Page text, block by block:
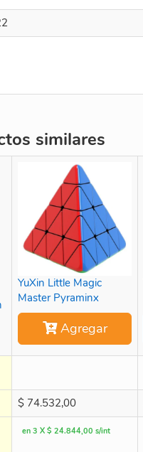
similares
YuXin Little Magic
Master Pyraminx
Agregar
$ 74.532,00
en 3 X $ 24.844,00 s/int